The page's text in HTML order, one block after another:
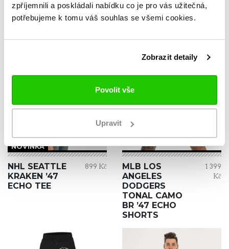
zpříjemnili a poskládali nabídku co je pro vás užitečná,
potřebujeme k tomu váš souhlas se všemi cookies.
Zobrazit detaily
Povolit vše
Upravit
ZKOUKNI TAKÉ TYTO.
NOVINKA
NHL SEATTLE
KRAKEN ’47
ECHO TEE
899 Kč
MLB LOS
ANGELES
DODGERS
TONAL CAMO
BR ’47 ECHO
SHORTS
1 399
Kč